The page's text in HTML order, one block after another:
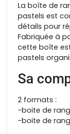
La boîte de
pastels est
détails pour
Fabriquée à
cette boîte
pastels
Sa
2 formats :
-boite de
-boite de